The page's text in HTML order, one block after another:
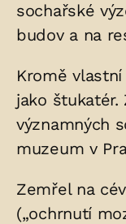
sochařské
budov a na
Kromě
jako štukatér.
významných
muzeum v
Zemřel na
(„ochrnutí